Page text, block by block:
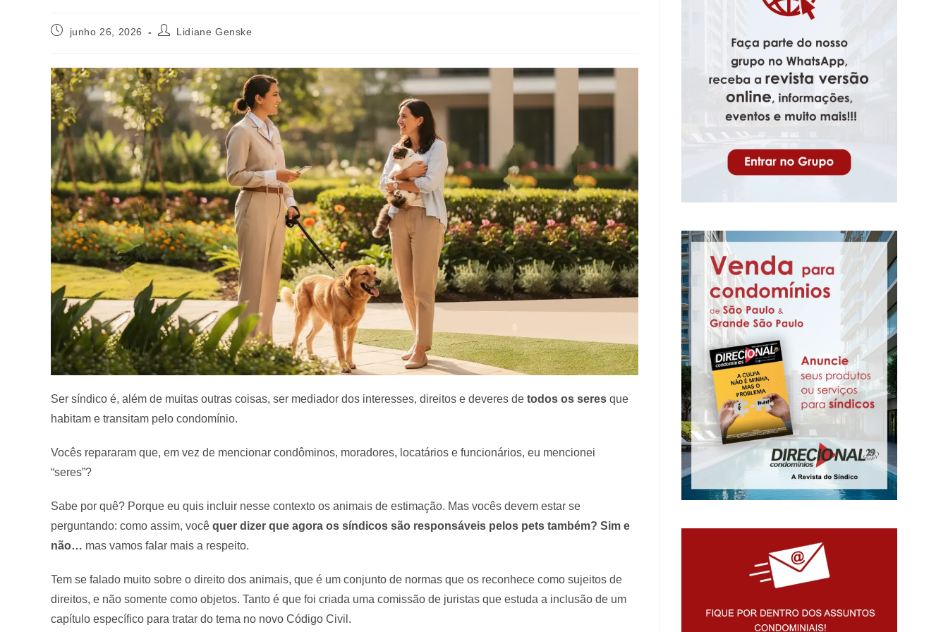
junho 26, 2026 Lidiane Genske
Ser síndico é, além de muitas outras coisas, ser mediador dos interesses, direitos e deveres de todos os seres que
habitam e transitam pelo condomínio.
Vocês repararam que, em vez de mencionar condôminos, moradores, locatários e funcionários, eu mencionei
“seres”?
Sabe por quê? Porque eu quis incluir nesse contexto os animais de estimação. Mas vocês devem estar se
perguntando: como assim, você quer dizer que agora os síndicos são responsáveis pelos pets também? Sim e
não… mas vamos falar mais a respeito.
Tem se falado muito sobre o direito dos animais, que é um conjunto de normas que os reconhece como sujeitos de
direitos, e não somente como objetos. Tanto é que foi criada uma comissão de juristas que estuda a inclusão de um
capítulo específico para tratar do tema no novo Código Civil.